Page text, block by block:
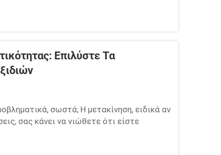
Επιλύστε Τα
σωστά; Η μετακίνηση, ειδικά αν
σας κάνει να νιώθετε ότι είστε
φίλο, να πάτε στο πάρκο ή να
θα πρέπει να επιστρέψετε